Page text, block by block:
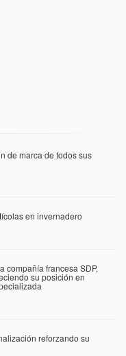
de marca de todos sus
en invernadero
compañía francesa SDP,
su posición en
reforzando su